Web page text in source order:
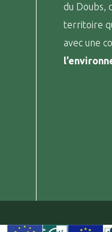
du Doubs,
territoire
avec une